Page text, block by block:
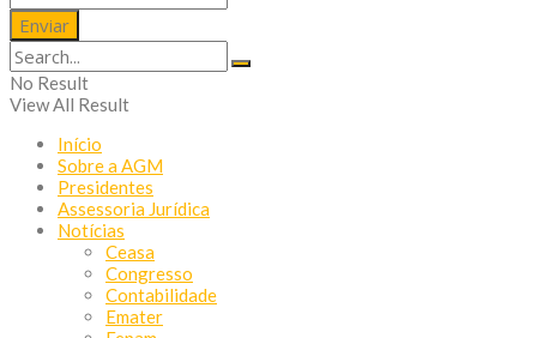
No Result
View All Result
Início
Sobre a AGM
Presidentes
Assessoria Jurídica
Notícias
Ceasa
Congresso
Contabilidade
Emater